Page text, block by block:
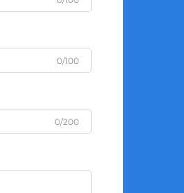
0/100
0/200